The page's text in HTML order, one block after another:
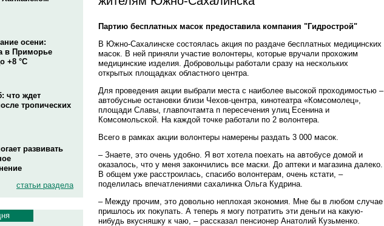
осени:
в Приморье
+8 °C
что ждет
тропических
развивать
статьи раздела
Партию бесплатных масок предоставила компания "Гидрострой"
В Южно-Сахалинске состоялась акция по раздаче бесплатных медицинских
масок. В ней приняли участие волонтеры, которые вручали прохожим
медицинские изделия. Добровольцы работали сразу на нескольких
открытых площадках областного центра.
Для проведения акции выбрали места с наиболее высокой проходимостью –
автобусные остановки близи Чехов-центра, кинотеатра «Комсомолец»,
площади Славы, главпочтамта п пересечения улиц Есенина и
Комсомольской. На каждой точке работали по 2 волонтера.
Всего в рамках акции волонтеры намерены раздать 3 000 масок.
– Знаете, это очень удобно. Я вот хотела поехать на автобусе домой и
оказалось, что у меня закончились все маски. До аптеки и магазина далеко.
В общем уже расстроилась, спасибо волонтерам, очень кстати, –
поделилась впечатлениями сахалинка Ольга Кудрина.
– Между прочим, это довольно неплохая экономия. Мне бы в любом случае
пришлось их покупать. А теперь я могу потратить эти деньги на какую-
нибудь вкусняшку к чаю, – рассказал пенсионер Анатолий Кузьменко.